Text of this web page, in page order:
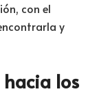
con el
y
los